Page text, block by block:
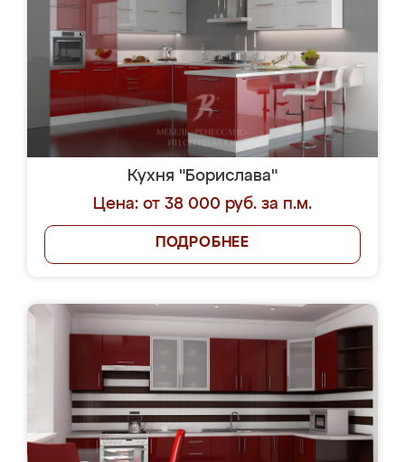
Кухня "Борислава"
Цена: от 38 000 руб. за п.м.
ПОДРОБНЕЕ